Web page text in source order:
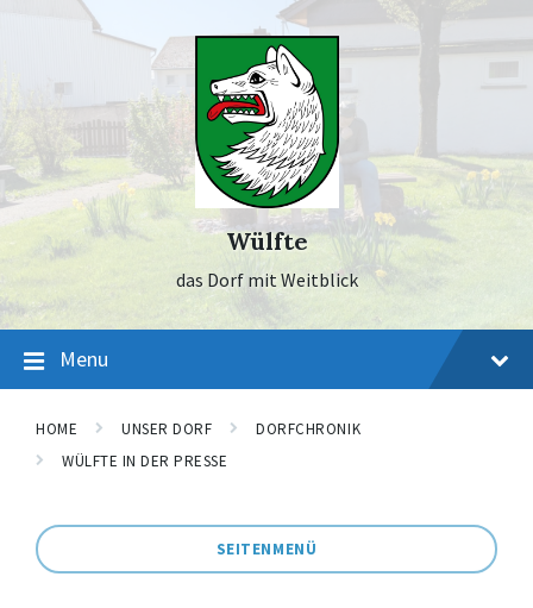
Wülfte
das Dorf mit Weitblick
Menu
HOME UNSER DORF
DORFCHRONIK
WÜLFTE IN DER PRESSE
SEITENMENÜ